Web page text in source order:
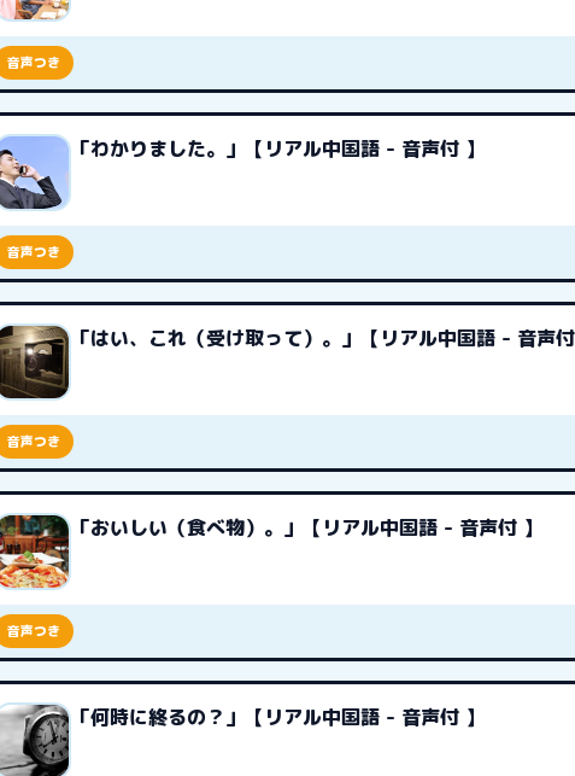
音声つき
「わかりました。」【リアル中国語 - 音声付 】
音声つき
「はい、これ（受け取って）。」【リアル中国語 - 音声付
音声つき
「おいしい（食べ物）。」【リアル中国語 - 音声付 】
音声つき
「何時に終るの？」【リアル中国語 - 音声付 】